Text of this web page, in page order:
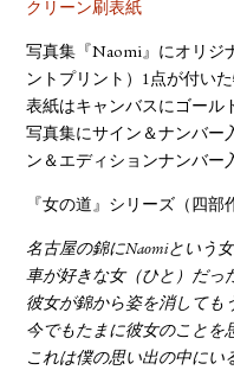
クリーン刷表紙
写真集『Naomi』にオリジ
ントプリント）1点が付いた
表紙はキャンバスにゴール
写真集にサイン＆ナンバー
ン＆エディションナンバー
『女の道』シリーズ（四部
名古屋の錦にNaomiという女
車が好きな女（ひと）だっ
彼女が錦から姿を消しても
今でもたまに彼女のことを
これは僕の思い出の中にい